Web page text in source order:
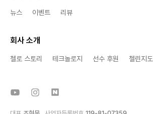
뉴스 이벤트 리뷰
회사 소개
첼로 스토리 테크놀로지 선수 후원 첼린지도